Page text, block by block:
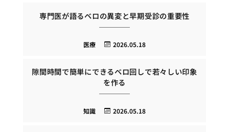
専門医が語るベロの異変と早期受診の重要性
2026.05.18
医療
隙間時間で簡単にできるベロ回しで若々しい印象
を作る
2026.05.18
知識